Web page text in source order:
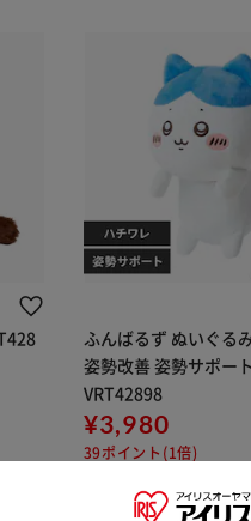
ふんばるず ぬいぐる
姿勢改善 姿勢サポー
VRT42898
¥3,980
39ポイント(1倍)
1～3日以内発